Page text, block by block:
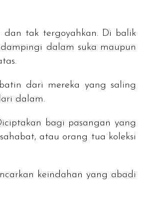
tak tergoyahkan. Di balik
dalam suka maupun
dari mereka yang saling
dalam.
bagi pasangan yang
atau orang tua koleksi
keindahan yang abadi